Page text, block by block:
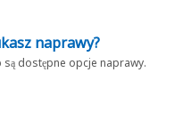
naprawy?
dostępne opcje naprawy.